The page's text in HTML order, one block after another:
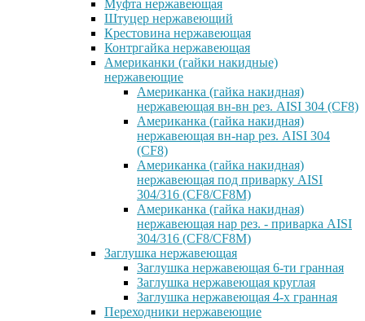
Муфта нержавеющая
Штуцер нержавеющий
Крестовина нержавеющая
Контргайка нержавеющая
Американки (гайки накидные)
нержавеющие
Американка (гайка накидная)
нержавеющая вн-вн рез. AISI 304 (CF8)
Американка (гайка накидная)
нержавеющая вн-нар рез. AISI 304
(CF8)
Американка (гайка накидная)
нержавеющая под приварку AISI
304/316 (CF8/CF8M)
Американка (гайка накидная)
нержавеющая нар рез. - приварка AISI
304/316 (CF8/CF8M)
Заглушка нержавеющая
Заглушка нержавеющая 6-ти гранная
Заглушка нержавеющая круглая
Заглушка нержавеющая 4-х гранная
Переходники нержавеющие